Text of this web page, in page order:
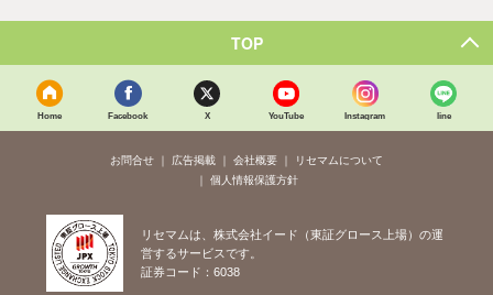
TOP
Home Facebook X YouTube Instagram line
お問合せ 広告掲載 会社概要
リセマムについて
個人情報保護方針
リセマムは、株式会社イード（東証グロース上場）の運
営するサービスです。
証券コード：6038